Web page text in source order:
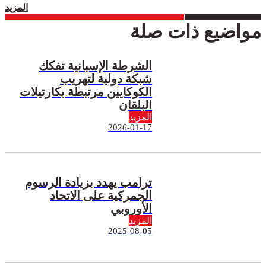
المزيد
مواضيع ذات صلة
الشرطة الإسبانية تفكك
شبكة دولية لتهريب
الكوكايين مرتبطة بكارتيلات
البلقان
المزيد
2026-01-17
ترامب يهدد بزيادة الرسوم
الجمركية على الاتحاد
الأوروبي
المزيد
2025-08-05